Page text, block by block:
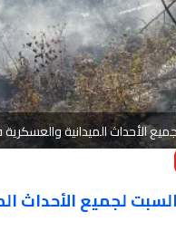
الميدانية والعسكرية في
لجميع الأحداث